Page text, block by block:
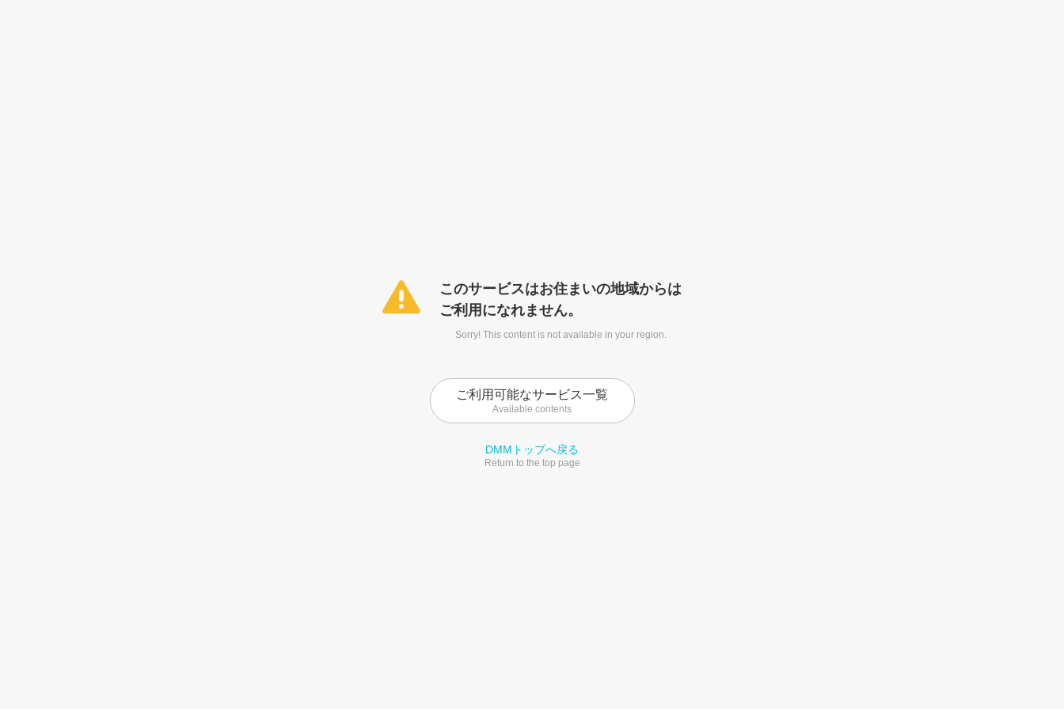
このサービスはお住まいの地域からは
ご利用になれません。
Sorry! This content is not available in your region.
ご利用可能なサービス一覧
Available contents
DMMトップへ戻る
Return to the top page